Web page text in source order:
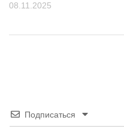
08.11.2025
Подписаться